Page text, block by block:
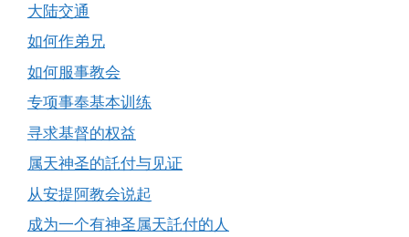
大陆交通
如何作弟兄
如何服事教会
专项事奉基本训练
寻求基督的权益
属天神圣的託付与见证
从安提阿教会说起
成为一个有神圣属天託付的人